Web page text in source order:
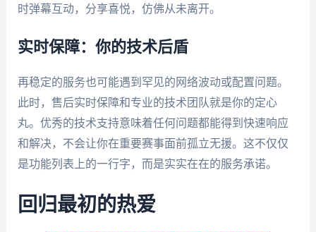
时弹幕互动，分享喜悦，仿佛从未离开。
实时保障：你的技术后盾
再稳定的服务也可能遇到罕见的网络波动或配置问题。
此时，售后实时保障和专业的技术团队就是你的定心
丸。优秀的技术支持意味着任何问题都能得到快速响应
和解决，不会让你在重要赛事面前孤立无援。这不仅仅
是功能列表上的一行字，而是实实在在的服务承诺。
回归最初的热爱